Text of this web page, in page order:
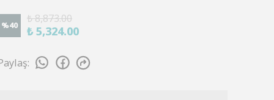
%40
₺ 8,873.00
₺ 5,324.00
: